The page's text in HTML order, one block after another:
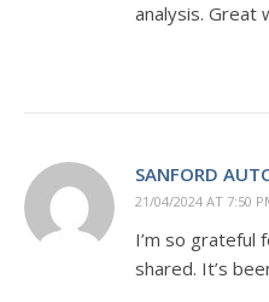
analysis. Great
SANFORD
21/04/2024 AT 7:50
I’m so grateful
shared. It’s